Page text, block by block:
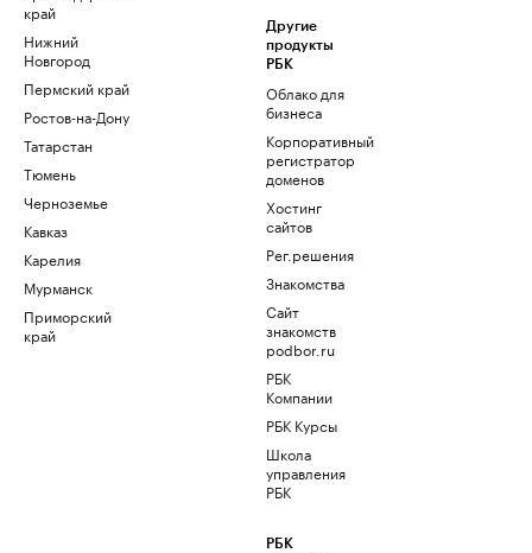
край
Нижний
Новгород
Пермский край
Ростов-на-Дону
Татарстан
Тюмень
Черноземье
Кавказ
Карелия
Мурманск
Приморский
край
Другие
продукты
РБК
Облако для
бизнеса
Корпоративный
регистратор
доменов
Хостинг
сайтов
Рег.решения
Знакомства
Сайт
знакомств
podbor.ru
РБК
Компании
РБК Курсы
Школа
управления
РБК
РБК